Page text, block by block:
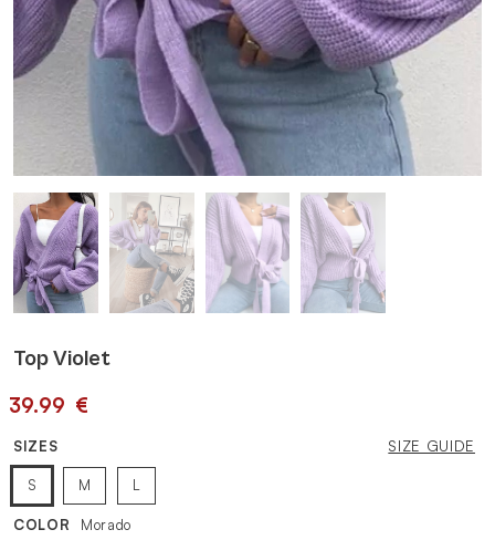
ACCESORIOS
Top Violet
39.99 €
SIZES SIZE GUIDE
S M L
COLOR Morado